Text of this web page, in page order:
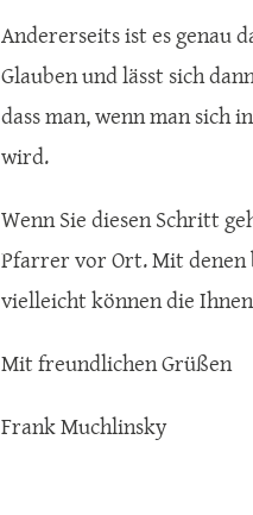
Andererseits ist es genau
Glauben und lässt sich
dass man, wenn man sich
wird.
Wenn Sie diesen Schritt
Pfarrer vor Ort. Mit denen
vielleicht können die
Mit freundlichen Grüßen
Frank Muchlinsky